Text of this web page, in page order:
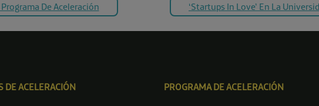
De Aceleración ‘Startups In Love’ En La
DE ACELERACIÓN PROGRAMA DE ACELERACIÓN